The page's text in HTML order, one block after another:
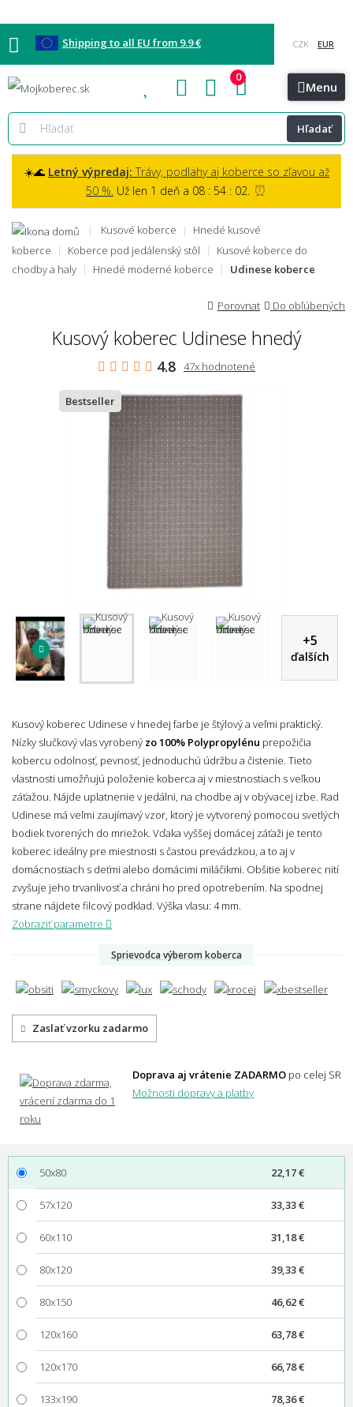
Shipping to all EU from 9.9 €
Blog Kontakt Menu
Hľadať
0
☀️🌊 Letný výpredaj: Trávy, podlahy aj koberce so zľavou až
50 %. Už len 1 deň a 08 : 54 : 01. ⏰
Kusové koberce
Hnedé kusové
koberce
Koberce pod jedálenský stôl
Kusové koberce do
chodby a haly
Hnedé moderné koberce Udinese koberce
Porovnat Do obľúbených
Kusový koberec Udinese hnedý
4.8 47x hodnotené
Bestseller
+5
ďalších
Kusový koberec Udinese v hnedej farbe je štýlový a veľmi praktický.
Nízky slučkový vlas vyrobený zo 100% Polypropylénu prepožičia
kobercu odolnosť, pevnosť, jednoduchú údržbu a čistenie. Tieto
vlastnosti umožňujú položenie koberca aj v miestnostiach s veľkou
záťažou. Nájde uplatnenie v jedálni, na chodbe aj v obývacej izbe. Rad
Udinese má veľmi zaujímavý vzor, ktorý je vytvorený pomocou svetlých
bodiek tvorených do mriežok. Vďaka vyššej domácej záťaži je tento
koberec ideálny pre miestnosti s častou prevádzkou, a to aj v
domácnostiach s deťmi alebo domácimi miláčikmi. Obšitie koberec nití
zvyšuje jeho trvanlivosť a chráni ho pred opotrebením. Na spodnej
strane nájdete filcový podklad. Výška vlasu: 4 mm.
Zobraziť parametre
Sprievodca výberom koberca
Zaslať vzorku zadarmo
Doprava aj vrátenie ZADARMO po celej SR
Možnosti dopravy a platby
50x80 22,17 €
57x120 33,33 €
60x110 31,18 €
80x120 39,33 €
80x150 46,62 €
120x160 63,78 €
120x170 66,78 €
133x190 78,36 €